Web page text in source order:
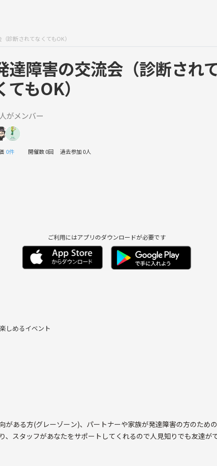
診断されてなくてもOK）
達障害の交流会（診断され
てもOK）
がメンバー
0件 開催数 0回 過去参加 0人
ご利用にはアプリのダウンロードが必要です
しめるイベント
ある方(グレーゾーン)、パートナーや家族が発達障害の方のため
、スタッフがあなたをサポートしてくれるので人見知りでも友達が